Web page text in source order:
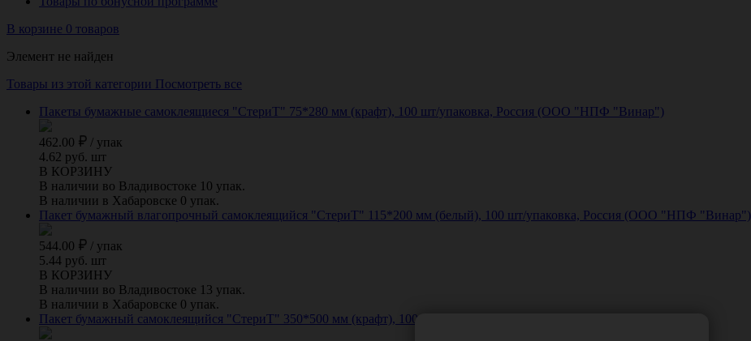
В корзине 0 товаров
Элемент не найден
Товары из этой категории Посмотреть все
Пакеты бумажные самоклеящиеся "СтериТ" 75*280 мм (крафт), 100 шт/упаковка, Россия (ООО "НПФ "Винар")
462.00 / упак
4.62 руб. шт
В КОРЗИНУ
В наличии во Владивостоке 10 упак.
В наличии в Хабаровске 0 упак.
Пакет бумажный влагопрочный самоклеящийся "СтериТ" 115*200 мм (белый), 100 шт/упаковка, Россия (ООО "НПФ "Винар")
544.00 / упак
5.44 руб. шт
В КОРЗИНУ
В наличии во Владивостоке 13 упак.
В наличии в Хабаровске 0 упак.
Пакет бумажный самоклеящийся "СтериТ" 350*500 мм (крафт), 100 шт/упаковка, Россия (ООО "НПФ "Винар")